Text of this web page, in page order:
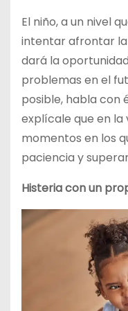
El niño, a un nivel
intentar afrontar la
dará la
problemas en el
posible, habla con
explícale que en la
momentos en los
paciencia y
Histeria con un